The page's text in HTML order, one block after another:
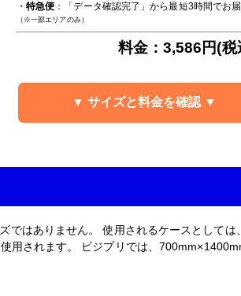
・ 特急便 ：「データ確認完了」から最短3時間でお
（※一部エリアのみ）
料金：3,586円(税
▼ サイズと料金を確認 ▼
ではありません。 使用されるケースとしては
用されます。 ビジプリでは、